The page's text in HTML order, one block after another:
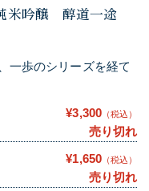
米吟醸 醇道一途
一歩のシリーズを経て
¥3,300 （税込）
売り切れ
¥1,650 （税込）
売り切れ